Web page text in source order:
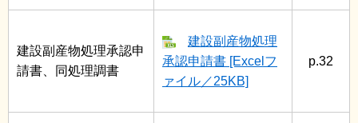
建設副産物処理承認申
請書、同処理調書
建設副産物処理
承認申請書 [Excelフ
ァイル／25KB]
p.32